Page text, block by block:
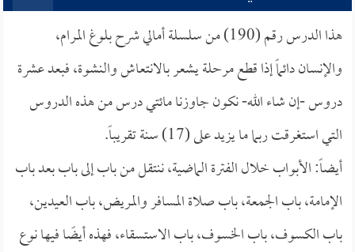
هذا الدرس رقم (190) من سلسلة أمالي شرح بلوغ المرام،
والإنسان دائماً إذا قطع مرحلة يشعر بالانتعاش والنشوة، فبعد عشرة
دروس -إن شاء الله- نكون جاوزنا مائتي درس من هذه الدروس
التي استغرقت ربما ما يزيد على (17) سنة تقريباً.
أيضاً: الأبواب خلال الفترة الماضية، ننتقل من باب إلى باب بعد باب
الإمامة، باب الجمعة، باب صلاة المسافر والمريض، باب العيدين،
باب الكسوف، باب الخسوف، باب الاستسقاء، فهذه أيضًا فيها نوع